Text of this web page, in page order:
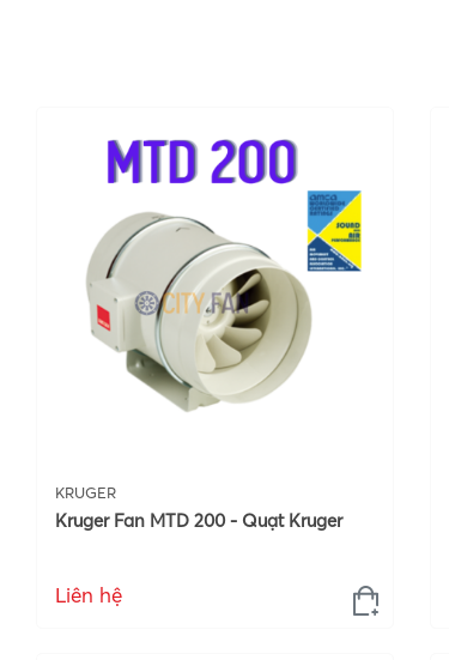
KRUGER
Kruger Fan MTD 200 - Quạt Kruger
Liên hệ